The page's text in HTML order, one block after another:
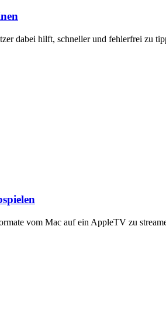
dabei hilft, schneller und fehlerfrei zu
vom Mac auf ein AppleTV zu